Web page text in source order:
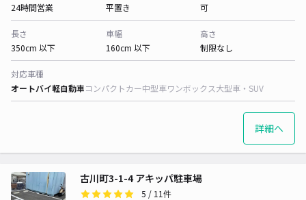
24時間営業
平置き
可
長さ
350cm 以下
車幅
160cm 以下
高さ
制限なし
対応車種
オートバイ軽自動車コンパクトカー中型車ワンボックス大型車・SUV
詳細へ
古川町3-1-4 アキッパ駐車場
5 / 11件